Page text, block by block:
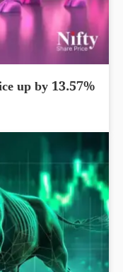
up by 13.57%